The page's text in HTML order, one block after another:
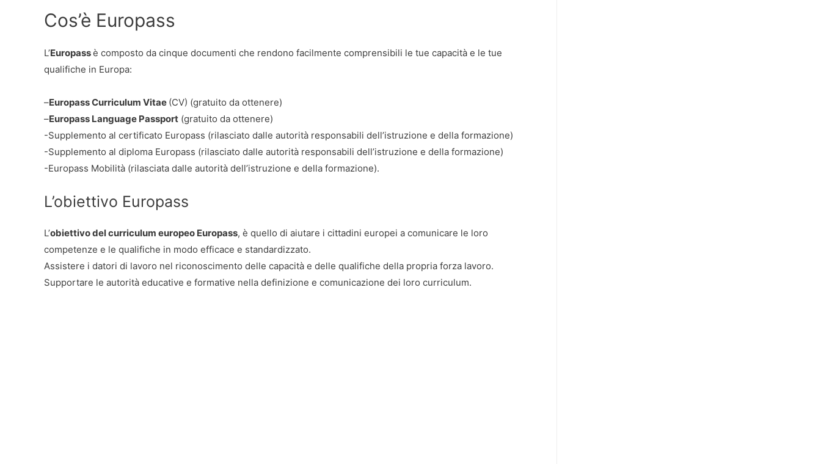
Cos’è Europass
L’Europassè composto da cinque documenti che rendono facilmente comprensibili le tue capacità e le tue
qualifiche in Europa:
–Europass Curriculum Vitae (CV) (gratuito da ottenere)
–Europass Language Passport (gratuito da ottenere)
-Supplemento al certificato Europass (rilasciato dalle autorità responsabili dell’istruzione e della formazione)
-Supplemento al diploma Europass (rilasciato dalle autorità responsabili dell’istruzione e della formazione)
-Europass Mobilità (rilasciata dalle autorità dell’istruzione e della formazione).
L’obiettivo Europass
L’obiettivo del curriculum europeo Europass, è quello di aiutare i cittadini europei a comunicare le loro
competenze e le qualifiche in modo efficace e standardizzato.
Assistere i datori di lavoro nel riconoscimento delle capacità e delle qualifiche della propria forza lavoro.
Supportare le autorità educative e formative nella definizione e comunicazione dei loro curriculum.